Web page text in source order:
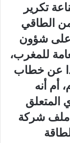
تكرير
الطاقي
على شؤون
للمغرب،
عن خطاب
أم أنه
المتعلق
ملف شركة